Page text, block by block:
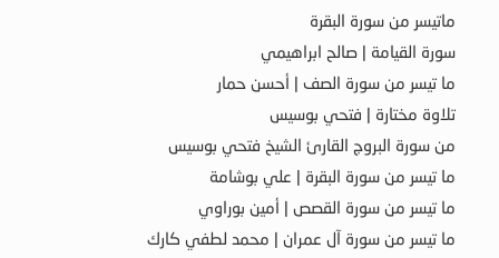
ماتيسر من سورة البقرة
سورة القيامة | صالح ابراهيمي
ما تيسر من سورة الصف | أحسن حمار
تلاوة مختارة | فتحي بوسيس
من سورة البروج القارئ الشيخ فتحي بوسيس
ما تيسر من سورة البقرة | علي بوشامة
ما تيسر من سورة القصص | أمين بوراوي
ما تيسر من سورة آل عمران | محمد لطفي كارك